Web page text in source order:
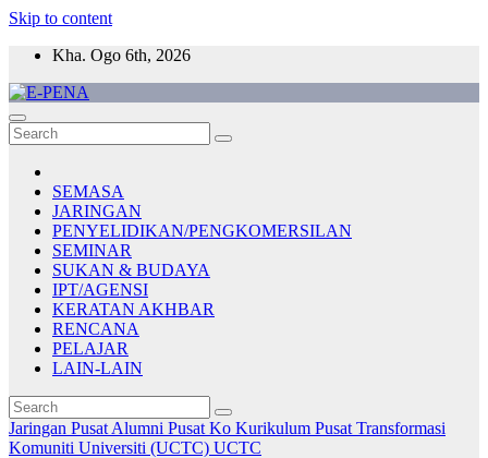
Skip to content
Kha. Ogo 6th, 2026
E-PENA
Berita Digital Terkini
SEMASA
JARINGAN
PENYELIDIKAN/PENGKOMERSILAN
SEMINAR
SUKAN & BUDAYA
IPT/AGENSI
KERATAN AKHBAR
RENCANA
PELAJAR
LAIN-LAIN
Jaringan Pusat Alumni Pusat Ko Kurikulum Pusat Transformasi
Komuniti Universiti (UCTC) UCTC